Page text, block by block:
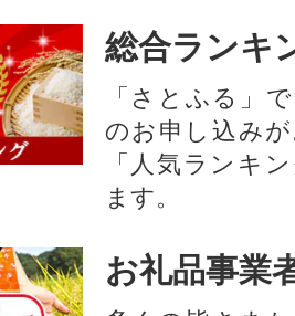
総合ランキ
「さとふる」
のお申し込み
「人気ランキ
ます。
お礼品事業